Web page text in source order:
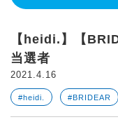
【heidi.】【
当選者
2021.4.16
#heidi. #BRIDEAR